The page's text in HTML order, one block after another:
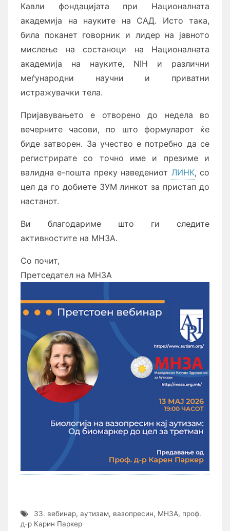
Кавли фондацијата при Националната
академија на науките на САД. Исто така,
била поканет говорник и лидер на јавното
мислење на состаноци на Националната
академија на науките, NIH и различни
меѓународни научни и приватни
истражувачки тела.
Пријавувањето е отворено до недела во
вечерните часови, по што формуларот ќе
биде затворен. За учество е потребно да се
регистрирате со точно име и презиме и
валидна е-пошта преку наведениот ЛИНК, со
цел да го добиете ЗУМ линкот за пристап до
настанот.
Ви благодариме што ги следите
активностите на МНЗА.
Со почит,
Претседател на МНЗА
33. вебинар, аутизам, вазопресин, МНЗА, проф.
д-р Карин Паркер